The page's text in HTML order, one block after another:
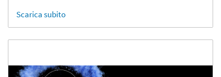
Scarica subito